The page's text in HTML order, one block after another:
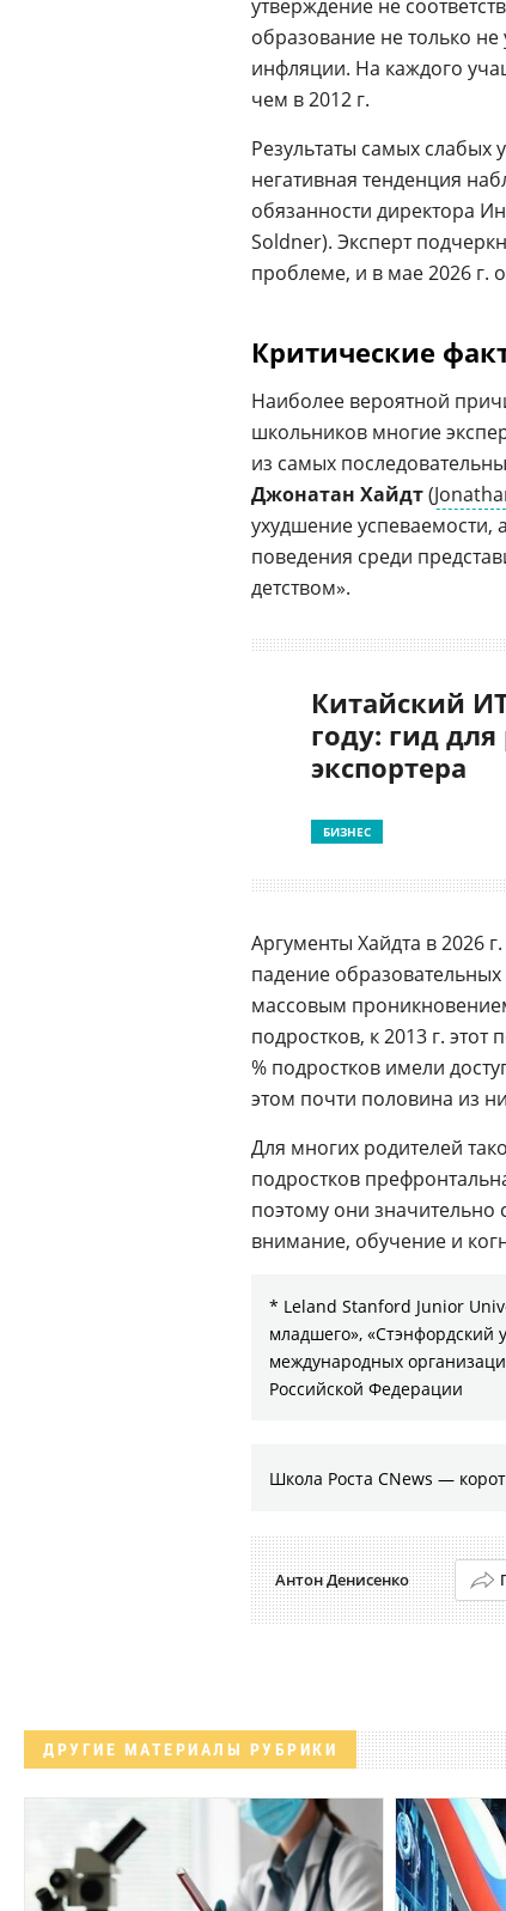
утверждение не
образование не только
инфляции. На каждого
чем в 2012 г.
Результаты самых слабых
негативная тенденция
обязанности директора
Soldner). Эксперт
проблеме, и в мае 2026 г.
Критические
Наиболее вероятной
школьников многие
из самых
Джонатан Хайдт(
ухудшение успеваемости,
поведения среди
детством».
Китайский
году: гид для
экспортера
БИЗНЕС
Аргументы Хайдта в 2026
падение
массовым
подростков, к 2013 г. этот
% подростков имели
этом почти половина из
Для многих родителей
подростков
поэтому они
внимание, обучение и
* Leland Stanford Junior
младшего», «Стэнфордский
международных
Российской Федерации
Школа Роста CNews —
Антон Денисенко
ДРУГИЕ МАТЕРИАЛЫ РУБРИКИ